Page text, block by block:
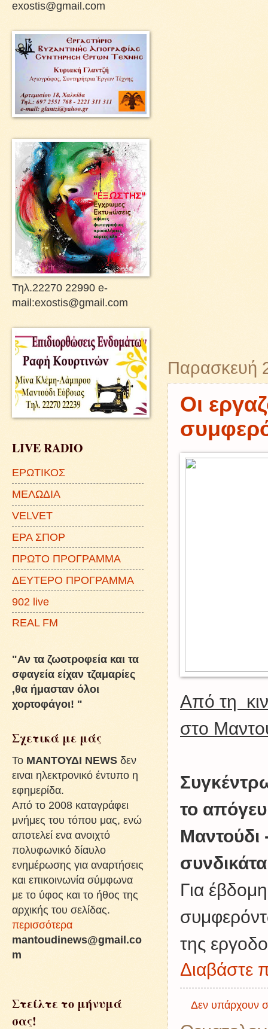
Παρασκευή
Οι
Από τη
στο
το
Για
της
Διαβάστε
Δεν υπάρχουν
exostis@gmail.com
Τηλ.22270 22990 e-
mail:exostis@gmail.com
LIVE RADIO
ΕΡΩΤΙΚΟΣ
ΜΕΛΩΔΙΑ
VELVET
ΕΡΑ ΣΠΟΡ
ΠΡΩΤΟ ΠΡΟΓΡΑΜΜΑ
ΔΕΥΤΕΡΟ ΠΡΟΓΡΑΜΜΑ
902 live
REAL FM
"Αν τα ζωοτροφεία και τα
σφαγεία είχαν τζαμαρίες
,θα ήμασταν όλοι
χορτοφάγοι! "
Σχετικά με μάς
To ΜΑΝΤΟΥΔΙ NEWS δεν
ειναι ηλεκτρονικό έντυπο η
εφημερίδα.
Από το 2008 καταγράφει
μνήμες του τόπου μας, ενώ
αποτελεί ενα ανοιχτό
πολυφωνικό δίαυλο
ενημέρωσης για αναρτήσεις
και επικοινωνία σύμφωνα
με το ύφος και το ήθος της
αρχικής του σελίδας.
περισσότερα
mantoudinews@gmail.co
m
Στείλτε το μήνυμά
σας!